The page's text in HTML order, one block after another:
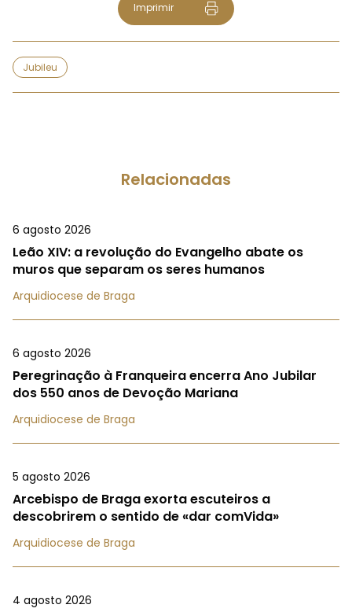
Imprimir
Jubileu
Relacionadas
6 agosto 2026
Leão XIV: a revolução do Evangelho abate os
muros que separam os seres humanos
Arquidiocese de Braga
6 agosto 2026
Peregrinação à Franqueira encerra Ano Jubilar
dos 550 anos de Devoção Mariana
Arquidiocese de Braga
5 agosto 2026
Arcebispo de Braga exorta escuteiros a
descobrirem o sentido de «dar comVida»
Arquidiocese de Braga
4 agosto 2026